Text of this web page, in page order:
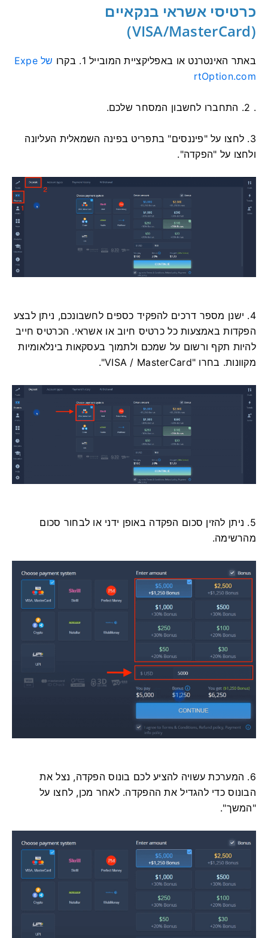
כרטיסי אשראי בנקאיים
(VISA/MasterCard)
1. בקרו באתר האינטרנט או באפליקציית המובייל
של Expe
rtOption.com
. 2. התחברו לחשבון המסחר שלכם.
3. לחצו על "פיננסים" בתפריט בפינה השמאלית העליונה
ולחצו על "הפקדה".
4. ישנן מספר דרכים להפקיד כספים לחשבונכם, ניתן לבצע
הפקדות באמצעות כל כרטיס חיוב או אשראי. הכרטיס חייב
להיות תקף ורשום על שמכם ולתמוך בעסקאות בינלאומיות
מקוונות. בחרו "VISA / MasterCard".
5. ניתן להזין סכום הפקדה באופן ידני או לבחור סכום
מהרשימה.
6. המערכת עשויה להציע לכם בונוס הפקדה, נצל את
הבונוס כדי להגדיל את ההפקדה. לאחר מכן, לחצו על
"המשך".